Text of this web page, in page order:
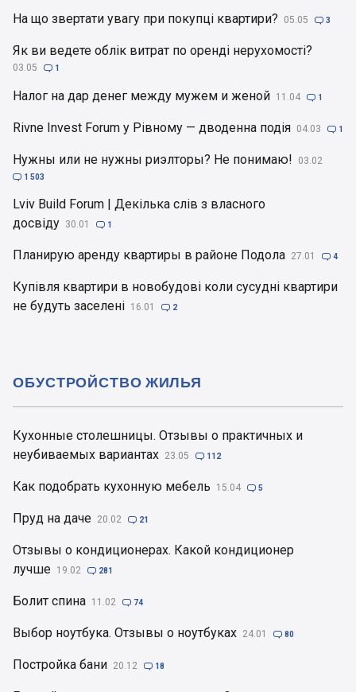
На що звертати увагу при покупці квартири? 05.05  3
Як ви ведете облік витрат по оренді нерухомості?
03.05  1
Налог на дар денег между мужем и женой 11.04  1
Rivne Invest Forum у Рівному — дводенна подія 04.03  1
Нужны или не нужны риэлторы? Не понимаю! 03.02
 1 503
Lviv Build Forum | Декілька слів з власного
досвіду 30.01  1
Планирую аренду квартиры в районе Подола 27.01  4
Купівля квартири в новобудові коли сусудні квартири
не будуть заселені 16.01  2
Кухонные столешницы. Отзывы о практичных и
неубиваемых вариантах 23.05  112
Как подобрать кухонную мебель 15.04  5
Пруд на даче 20.02  21
Отзывы о кондиционерах. Какой кондиционер
лучше 19.02  281
Болит спина 11.02  74
Выбор ноутбука. Отзывы о ноутбуках 24.01  80
Постройка бани 20.12  18
ОБУСТРОЙСТВО ЖИЛЬЯ